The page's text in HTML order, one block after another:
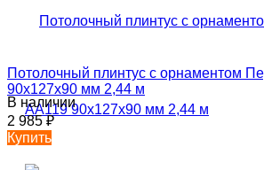
Потолочный плинтус с орнаментом
90х127х90 мм 2,44 м
В наличии
2 985₽
Купить